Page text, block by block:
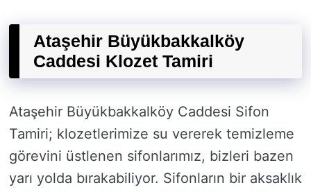
Ataşehir Büyükbakkalköy
Caddesi Klozet Tamiri
Ataşehir Büyükbakkalköy Caddesi Sifon
Tamiri; klozetlerimize su vererek temizleme
görevini üstlenen sifonlarımız, bizleri bazen
yarı yolda bırakabiliyor. Sifonların bir aksaklık